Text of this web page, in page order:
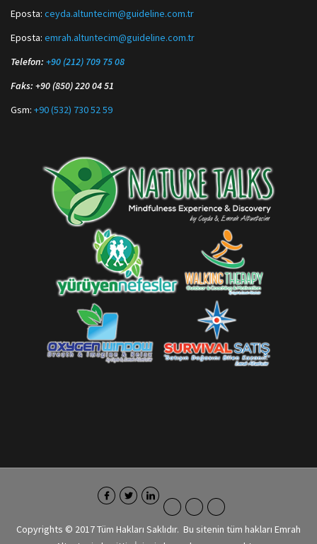
Eposta: ceyda.altuntecim@guideline.com.tr
Eposta: emrah.altuntecim@guideline.com.tr
Telefon: +90 (212) 709 75 08
Faks: +90 (850) 220 04 51
Gsm: +90 (532) 730 52 59
Copyrights © 2017 Tüm Hakları Saklıdır. Bu sitenin tüm hakları Emrah